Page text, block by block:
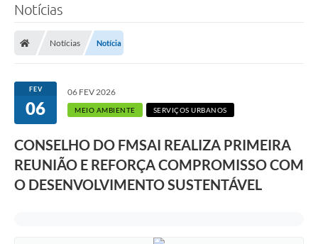
Notícias
Notícias Notícia
FEV
06
06 FEV 2026
MEIO AMBIENTE SERVIÇOS URBANOS
CONSELHO DO FMSAI REALIZA PRIMEIRA
REUNIÃO E REFORÇA COMPROMISSO COM
O DESENVOLVIMENTO SUSTENTÁVEL